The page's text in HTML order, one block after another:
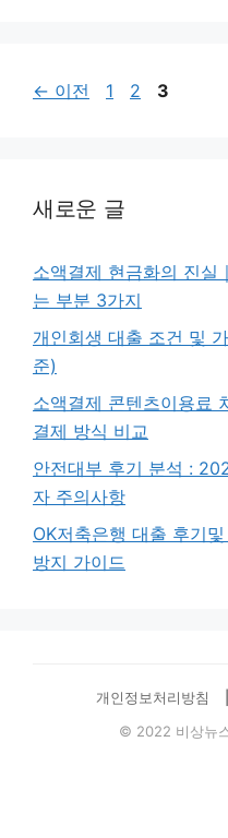
← 이전
페
1
페
2
페
3
새로운 글
소액결제 현금화의 진실
는 부분 3가지
개인회생 대출 조건 및
준)
소액결제 콘텐츠이용료
결제 방식 비교
안전대부 후기 분석 :
자 주의사항
OK저축은행 대출 후기
방지 가이드
개인정보처리방침
© 2022 비상뉴